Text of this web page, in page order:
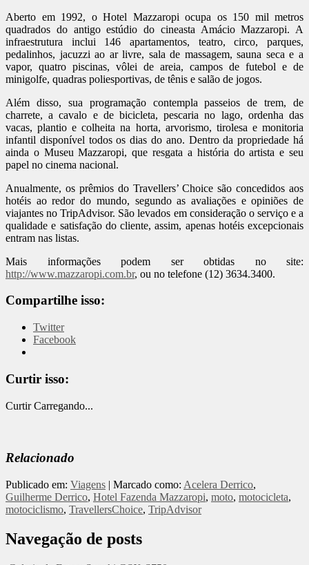
Aberto em 1992, o Hotel Mazzaropi ocupa os 150 mil metros
quadrados do antigo estúdio do cineasta Amácio Mazzaropi. A
infraestrutura inclui 146 apartamentos, teatro, circo, parques,
pedalinhos, jacuzzi ao ar livre, sala de massagem, sauna seca e a
vapor, quatro piscinas, vôlei de areia, campos de futebol e de
minigolfe, quadras poliesportivas, de tênis e salão de jogos.
Além disso, sua programação contempla passeios de trem, de
charrete, a cavalo e de bicicleta, pescaria no lago, ordenha das
vacas, plantio e colheita na horta, arvorismo, tirolesa e monitoria
infantil disponível todos os dias do ano. Dentro da propriedade há
ainda o Museu Mazzaropi, que resgata a história do artista e seu
papel no cinema nacional.
Anualmente, os prêmios do Travellers’ Choice são concedidos aos
hotéis ao redor do mundo, segundo as avaliações e opiniões de
viajantes no TripAdvisor. São levados em consideração o serviço e a
qualidade e satisfação do cliente, assim, apenas hotéis excepcionais
entram nas listas.
Mais informações podem ser obtidas no site:
http://www.mazzaropi.com.br, ou no telefone (12) 3634.3400.
Compartilhe isso:
Twitter
Facebook
Curtir isso:
Curtir Carregando...
Relacionado
Publicado em: Viagens | Marcado como: Acelera Derrico,
Guilherme Derrico, Hotel Fazenda Mazzaropi, moto, motocicleta,
motociclismo, TravellersChoice, TripAdvisor
Navegação de posts